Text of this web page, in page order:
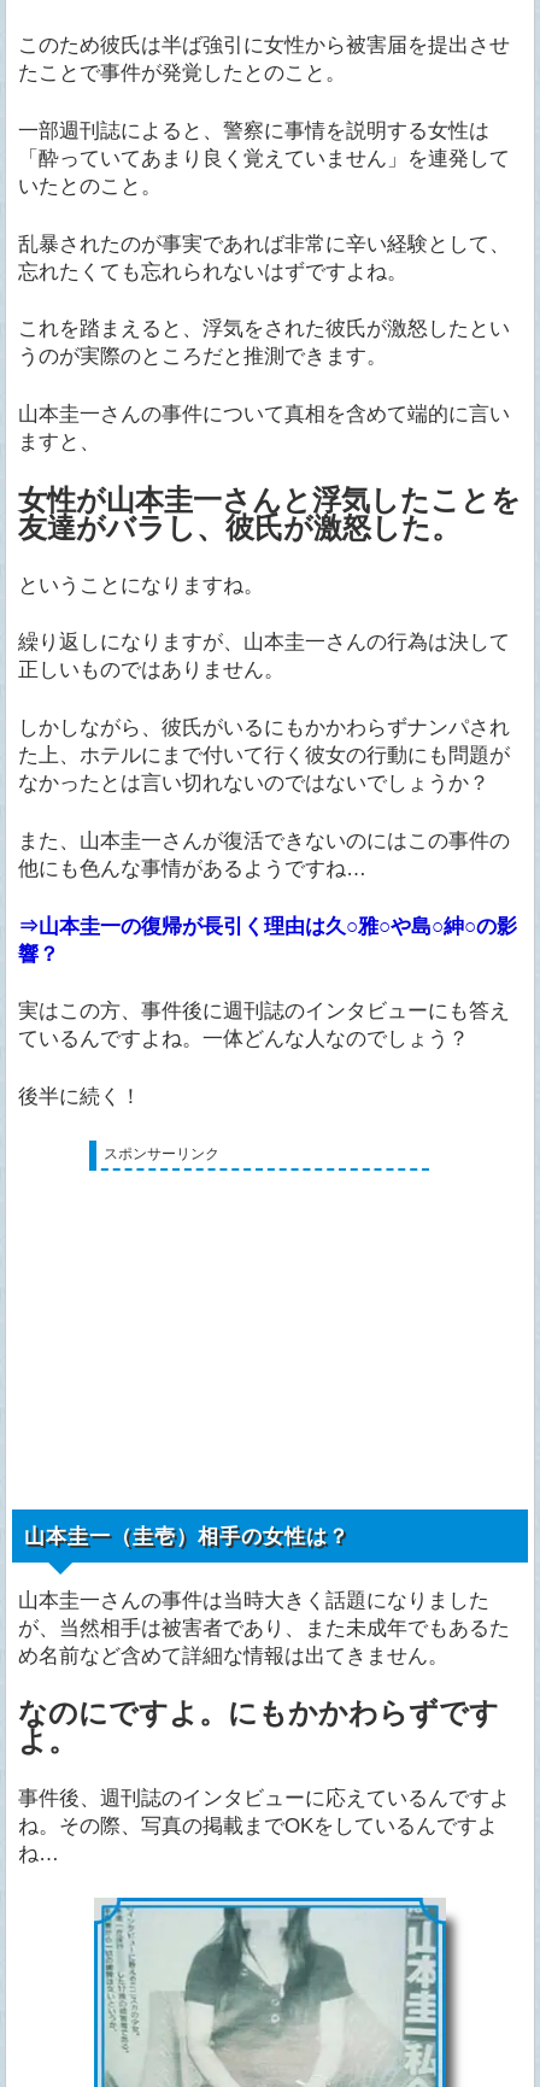
このため彼氏は半ば強引に女性から被害届を提出させ
たことで事件が発覚したとのこと。
一部週刊誌によると、警察に事情を説明する女性は
「酔っていてあまり良く覚えていません」を連発して
いたとのこと。
乱暴されたのが事実であれば非常に辛い経験として、
忘れたくても忘れられないはずですよね。
これを踏まえると、浮気をされた彼氏が激怒したとい
うのが実際のところだと推測できます。
山本圭一さんの事件について真相を含めて端的に言い
ますと、
女性が山本圭一さんと浮気したことを
友達がバラし、彼氏が激怒した。
ということになりますね。
繰り返しになりますが、山本圭一さんの行為は決して
正しいものではありません。
しかしながら、彼氏がいるにもかかわらずナンパされ
た上、ホテルにまで付いて行く彼女の行動にも問題が
なかったとは言い切れないのではないでしょうか？
また、山本圭一さんが復活できないのにはこの事件の
他にも色んな事情があるようですね…
⇒山本圭一の復帰が長引く理由は久○雅○や島○紳○の影
響？
実はこの方、事件後に週刊誌のインタビューにも答え
ているんですよね。一体どんな人なのでしょう？
後半に続く！
スポンサーリンク
山本圭一（圭壱）相手の女性は？
山本圭一さんの事件は当時大きく話題になりました
が、当然相手は被害者であり、また未成年でもあるた
め名前など含めて詳細な情報は出てきません。
なのにですよ。にもかかわらずです
よ。
事件後、週刊誌のインタビューに応えているんですよ
ね。その際、写真の掲載までOKをしているんですよ
ね…